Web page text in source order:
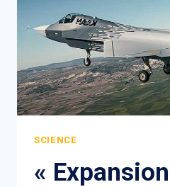
SCIENCE
«